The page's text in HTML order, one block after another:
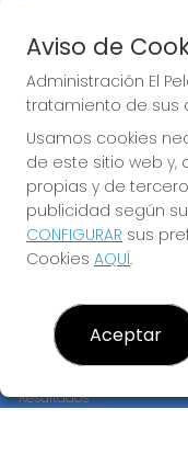
Imagen anterior
ADMINISTRACIÓN EL
¿Quiénes somos?
Resultados
Aviso de
Administración El
tratamiento de sus
Usamos cookies
de este sitio web y,
propias y de
publicidad según
CONFIGURAR sus
Cookies AQUÍ.
Aceptar